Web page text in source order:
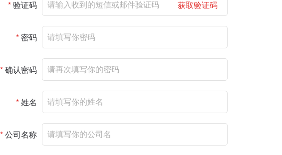
*验证码 获取验证码
* 密码
*确认密码
*姓名
*公司名称